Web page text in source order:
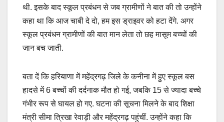
थी. इसके बाद स्कूल प्रबंधन से जब ग्रामीणों ने बात की तो उन्होंने
कहा था कि आज चाबी दे दो, हम इस ड्राइवर को हटा देंगे. अगर
स्कूल प्रबंधन ग्रामीणों की बात मान लेता तो छह मासूम बच्चों की
जान बच जाती.
बता दें कि हरियाणा में महेंद्रगढ़ जिले के कनीना में हुए स्कूल बस
हादसे में 6 बच्चों की दर्दनाक मौत हो गई, जबकि 15 से ज्यादा बच्चे
गंभीर रूप से घायल हो गए. घटना की सूचना मिलने के बाद शिक्षा
मंत्री सीमा त्रिखा रेवाड़ी और महेंद्रगढ़ पहुंचीं. उन्होंने कहा कि